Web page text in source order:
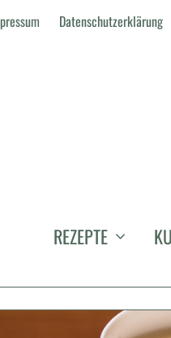
Datenschutzerklärung
REZEPTE